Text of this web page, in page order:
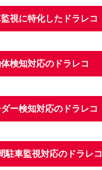
視に特化したドラレコ
検知対応のドラレコ
ー検知対応のドラレコ
駐車監視対応のドラレコ